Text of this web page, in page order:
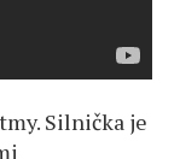
Silnička je